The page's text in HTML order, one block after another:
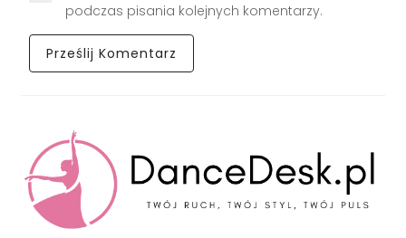
podczas pisania kolejnych komentarzy.